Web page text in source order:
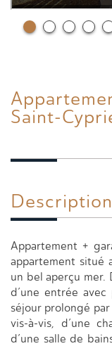
Appartement 32.7 m² - 2 Pièces -
Saint-
Appartement +
appartement situé
un bel aperçu mer.
d’une entrée
séjour prolongé par
vis-à-vis, d’une
d’une salle de